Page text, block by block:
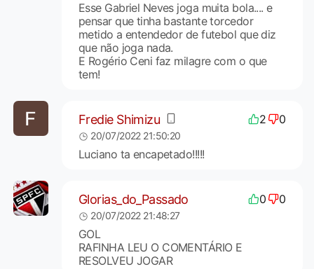
Esse Gabriel Neves joga muita bola.... e
pensar que tinha bastante torcedor
metido a entendedor de futebol que diz
que não joga nada.
E Rogério Ceni faz milagre com o que
tem!
Fredie Shimizu 2 0
20/07/2022 21:50:20
Luciano ta encapetado!!!!!
Glorias_do_Passado 0 0
20/07/2022 21:48:27
GOL
RAFINHA LEU O COMENTÁRIO E
RESOLVEU JOGAR